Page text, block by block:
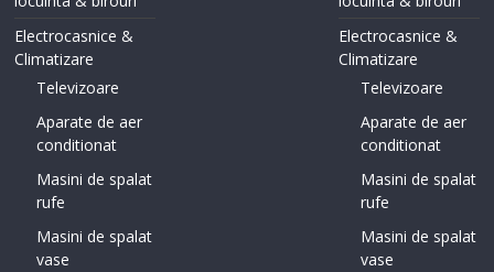
Electrocasnice &
Climatizare
Televizoare
Aparate de aer
conditionat
Masini de spalat
rufe
Masini de spalat
vase
Electrocasnice &
Climatizare
Televizoare
Aparate de aer
conditionat
Masini de spalat
rufe
Masini de spalat
vase